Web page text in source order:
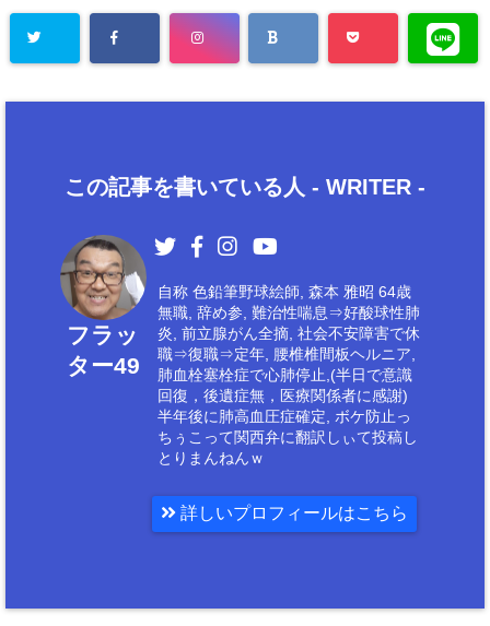
この記事を書いている人 - WRITER -
フラッ
ター49
自称 色鉛筆野球絵師, 森本 雅昭 64歳
無職, 辞め参, 難治性喘息⇒好酸球性肺
炎, 前立腺がん全摘, 社会不安障害で休
職⇒復職⇒定年, 腰椎椎間板ヘルニア,
肺血栓塞栓症で心肺停止,(半日で意識
回復，後遺症無，医療関係者に感謝)
半年後に肺高血圧症確定, ボケ防止っ
ちぅこって関西弁に翻訳しぃて投稿し
とりまんねんｗ
詳しいプロフィールはこちら